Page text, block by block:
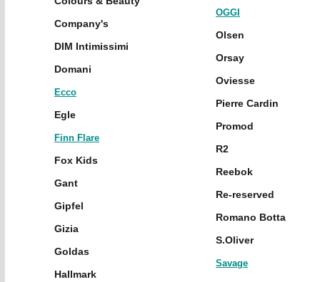
Company's
DIM Intimissimi
Domani
Ecco
Egle
Finn Flare
Fox Kids
Gant
Gipfel
Gizia
Goldas
Hallmark
OGGI
Olsen
Orsay
Oviesse
Pierre Cardin
Promod
R2
Reebok
Re-reserved
Romano Botta
S.Oliver
Savage